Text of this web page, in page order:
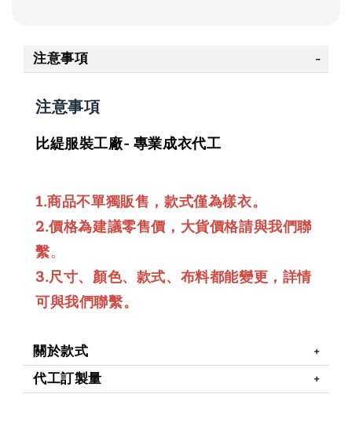
注意事項
注意事項
比緹服裝工廠- 專業成衣代工
1.商品不單獨販售，款式僅為樣衣。
2.價格為建議零售價，大貨價格請與我們聯
繫。
3.尺寸、顏色、款式、布料都能變更，詳情
可與我們聯繫。
關於款式
代工訂製量